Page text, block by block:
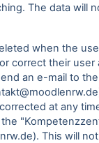
The data will
when the
correct their user
an e-mail to
at any
This will